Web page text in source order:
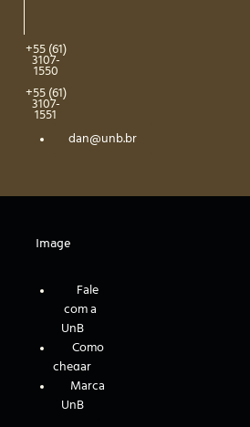
+55 (61)
3107-
1550
+55 (61)
3107-
1551
dan@unb.br
Fale
com a
UnB
Como
chegar
Marca
UnB